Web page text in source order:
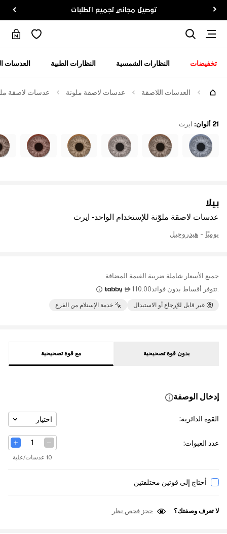
توصيل مجاني لجميع الطلبات
تخفيضات النظارات الشمسية النظارات الطبية العدسات
العدسات اللاصقة عدسات لاصقة ملونة عدسات لاصقة
بيلا
عدسات لاصقة ملوّنة للإستخدام الواحد - ايرث
يوميًا - هيدروجيل
جميع الأسعار شاملة ضريبة القيمة المضافة
.تتوفر أقساط بدون فوائد110.00

غير قابل للإرجاع أو الاستبدال خدمة الإستلام من الفرع
21 ألوان : ايرث
بدون قوة تصحيحية مع قوة تصحيحية
إدخال الوصفة
القوة الدائرية: اختيار
عدد العبوات:
10 عدسات/علبة
أحتاج إلى قوتين مختلفتين
لا تعرف وصفتك؟ حجز فحص نظر